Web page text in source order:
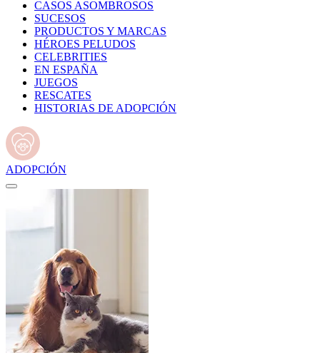
CASOS ASOMBROSOS
SUCESOS
PRODUCTOS Y MARCAS
HÉROES PELUDOS
CELEBRITIES
EN ESPAÑA
JUEGOS
RESCATES
HISTORIAS DE ADOPCIÓN
ADOPCIÓN